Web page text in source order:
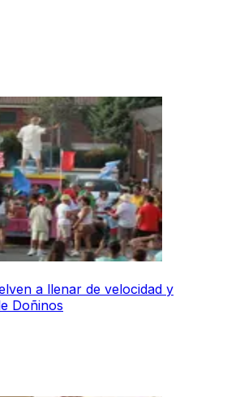
a llenar de velocidad y
Doñinos